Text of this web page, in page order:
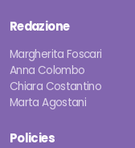
Redazione
Margherita Foscari
Anna Colombo
Chiara Costantino
Marta Agostani
Policies